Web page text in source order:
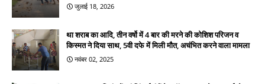
जुलाई 18, 2026
था शराब का आदि, तीन वर्षो में 4 बार की मरने की कोशिश परिजन व
किस्मत ने दिया साथ, 5वी दफे में मिली मौत, अचंभित करने वाला मामला
नवंबर 02, 2025